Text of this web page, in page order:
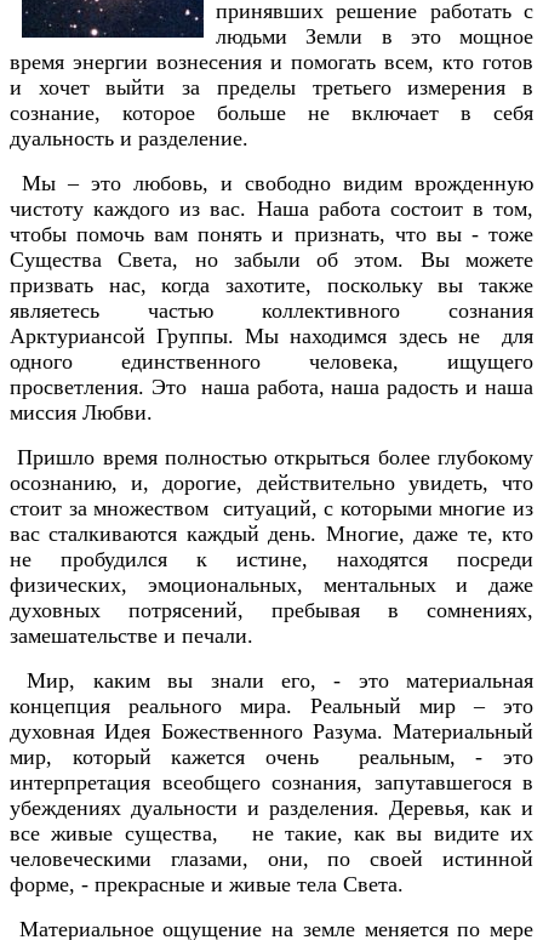
принявших решение работать с
людьми Земли в это мощное
время энергии вознесения и помогать всем, кто готов
и хочет выйти за пределы третьего измерения в
сознание, которое больше не включает в себя
дуальность и разделение.
Мы – это любовь, и свободно видим врожденную
чистоту каждого из вас. Наша работа состоит в том,
чтобы помочь вам понять и признать, что вы - тоже
Существа Света, но забыли об этом. Вы можете
призвать нас, когда захотите, поскольку вы также
являетесь частью коллективного сознания
Арктуриансой Группы. Мы находимся здесь не для
одного единственного человека, ищущего
просветления. Это наша работа, наша радость и наша
миссия Любви.
Пришло время полностью открыться более глубокому
осознанию, и, дорогие, действительно увидеть, что
стоит за множеством ситуаций, с которыми многие из
вас сталкиваются каждый день. Многие, даже те, кто
не пробудился к истине, находятся посреди
физических, эмоциональных, ментальных и даже
духовных потрясений, пребывая в сомнениях,
замешательстве и печали.
Мир, каким вы знали его, - это материальная
концепция реального мира. Реальный мир – это
духовная Идея Божественного Разума. Материальный
мир, который кажется очень реальным, - это
интерпретация всеобщего сознания, запутавшегося в
убеждениях дуальности и разделения. Деревья, как и
все живые существа, не такие, как вы видите их
человеческими глазами, они, по своей истинной
форме, - прекрасные и живые тела Света.
Материальное ощущение на земле меняется по мере